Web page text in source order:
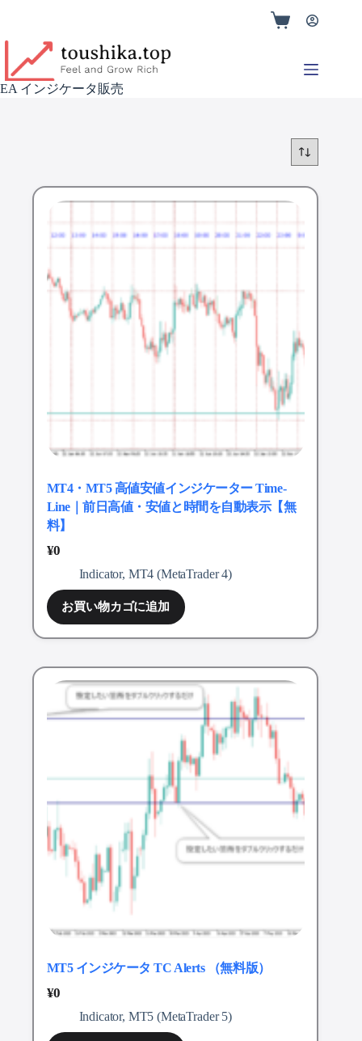
EA インジケータ販売
MT4・MT5 高値安値インジケーター Time-
Line｜前日高値・安値と時間を自動表示【無
料】
¥0
Indicator, MT4 (MetaTrader 4)
お買い物カゴに追加
MT5 インジケータ TC Alerts （無料版）
¥0
Indicator, MT5 (MetaTrader 5)